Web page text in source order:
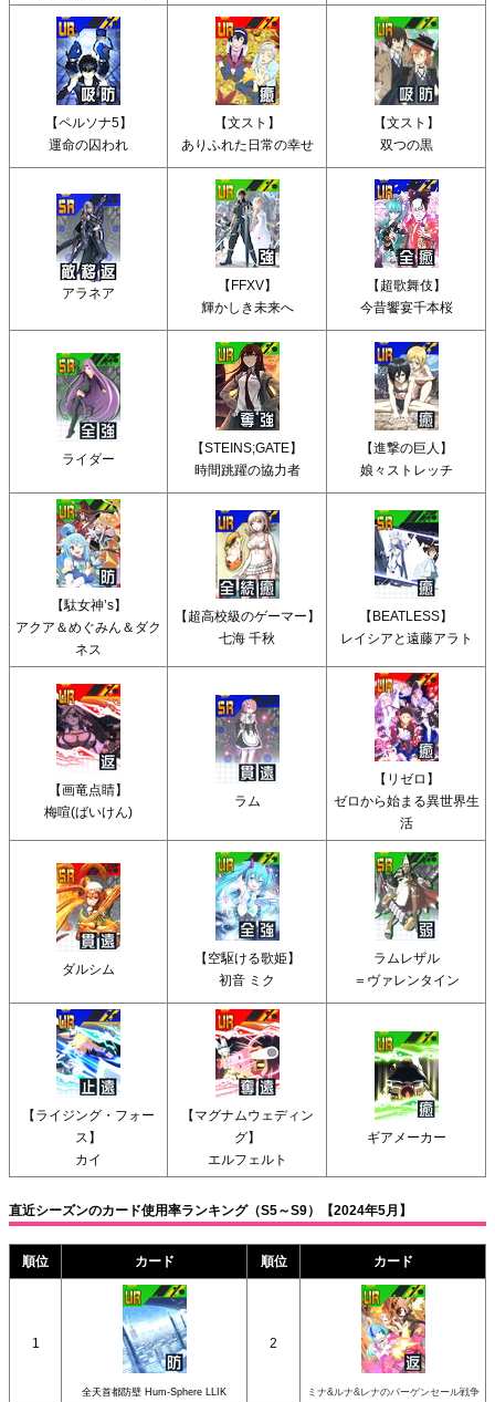
【ペルソナ5】
運命の囚われ
【文スト】
ありふれた日常の幸せ
【文スト】
双つの黒
アラネア
【FFXV】
輝かしき未来へ
【超歌舞伎】
今昔饗宴千本桜
ライダー
【STEINS;GATE】
時間跳躍の協力者
【進撃の巨人】
娘々ストレッチ
【駄女神’s】
アクア＆めぐみん＆ダク
ネス
【超高校級のゲーマー】
七海 千秋
【BEATLESS】
レイシアと遠藤アラト
【画竜点睛】
梅喧(ばいけん)
ラム
【リゼロ】
ゼロから始まる異世界生
活
ダルシム
【空駆ける歌姫】
初音 ミク
ラムレザル
＝ヴァレンタイン
【ライジング・フォー
ス】
カイ
【マグナムウェディン
グ】
エルフェルト
ギアメーカー
直近シーズンのカード使用率ランキング（S5～S9）【2024年5月】
順位 カード 順位 カード
1
全天首都防壁 Hum-Sphere LLIK
2
ミナ&ルナ&レナのバーゲンセール戦争